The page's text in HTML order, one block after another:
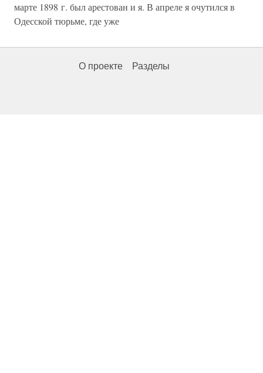
марте 1898 г. был арестован и я. В апреле я очутился в
Одесской тюрьме, где уже
О проекте Разделы